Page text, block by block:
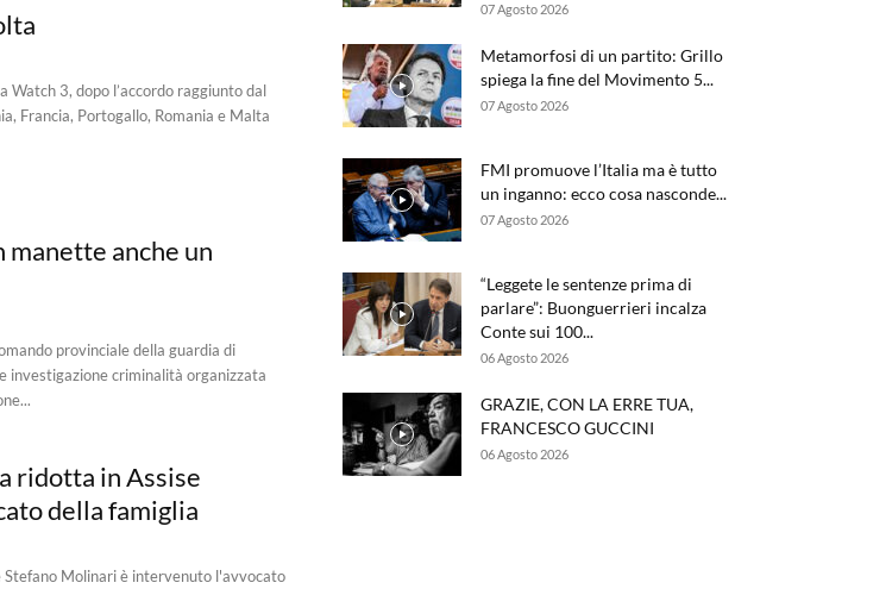
Watch 3, dopo l’accordo raggiunto dal
Francia, Portogallo, Romania e Malta
anche un
provinciale della guardia di
investigazione criminalità organizzata
ridotta in Assise
della famiglia
Stefano Molinari è intervenuto l'avvocato
07 Agosto 2026
Metamorfosi di un partito: Grillo
spiega la fine del Movimento 5...
07 Agosto 2026
FMI promuove l’Italia ma è tutto
un inganno: ecco cosa nasconde...
07 Agosto 2026
“Leggete le sentenze prima di
parlare”: Buonguerrieri incalza
Conte sui 100...
06 Agosto 2026
GRAZIE, CON LA ERRE TUA,
FRANCESCO GUCCINI
06 Agosto 2026